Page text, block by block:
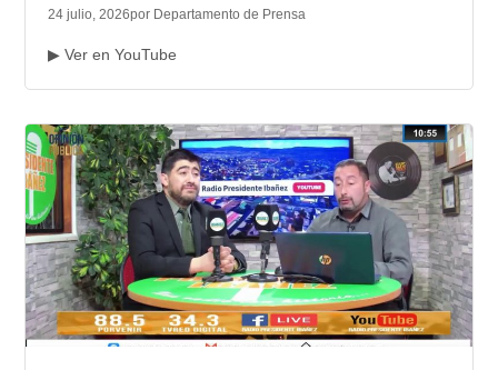
24 julio, 2026por Departamento de Prensa
▶ Ver en YouTube